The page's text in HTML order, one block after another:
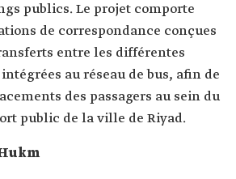
publics. Le projet comporte
de correspondance conçues
entre les différentes
au réseau de bus, afin de
des passagers au sein du
public de la ville de Riyad.